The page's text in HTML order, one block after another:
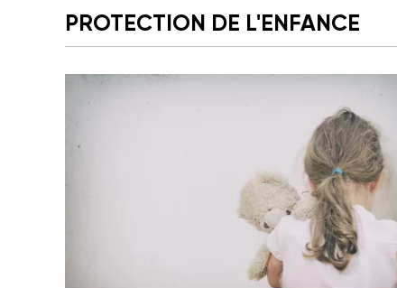
PROTECTION DE L'ENFANCE